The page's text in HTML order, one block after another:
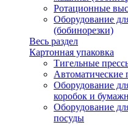
Ротационные
Оборудование
(бобинорезки)
Весь раздел
Картонная упаковка
Тигельные
Автоматические
Оборудование
коробок и
Оборудование
посуды